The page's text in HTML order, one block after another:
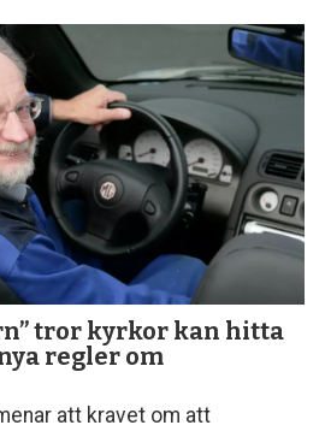
tror kyrkor kan hitta
regler om
att kravet om att